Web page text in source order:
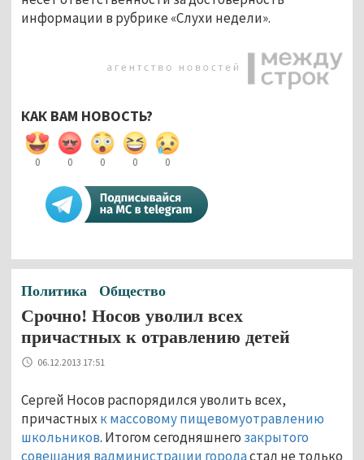
информации в рубрике «Слухи недели».
КАК ВАМ НОВОСТЬ?
0 0 0 0 0
Политика Общество
Срочно! Носов уволил всех
причастных к отравлению детей
06.12.2013 17:51
Сергей Носов распорядился уволить всех,
причастных к массовому пищевомуотравлению
школьников. Итогом сегодняшнего закрытого
совещания вадминистрации городастал не только